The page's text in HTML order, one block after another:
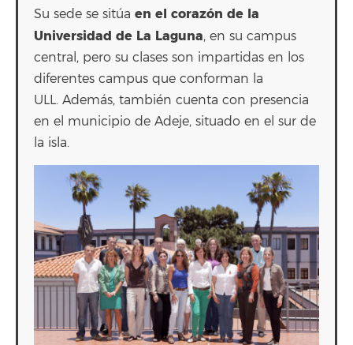
Su sede se sitúa en el corazón de la
Universidad de La Laguna, en su campus
central, pero su clases son impartidas en los
diferentes campus que conforman la
ULL. Además, también cuenta con presencia
en el municipio de Adeje, situado en el sur de
la isla.